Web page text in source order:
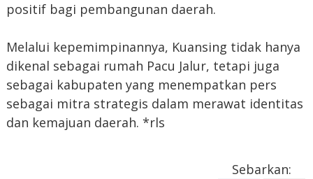
positif bagi pembangunan daerah.
Melalui kepemimpinannya, Kuansing tidak hanya
dikenal sebagai rumah Pacu Jalur, tetapi juga
sebagai kabupaten yang menempatkan pers
sebagai mitra strategis dalam merawat identitas
dan kemajuan daerah. *rls
Sebarkan: